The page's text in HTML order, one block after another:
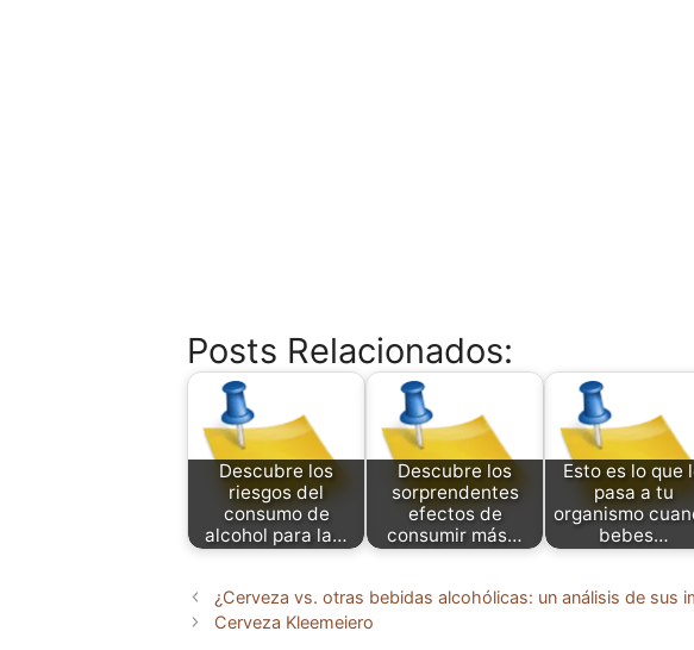
Posts Relacionados:
Descubre los
riesgos del
consumo de
alcohol para la…
Descubre los
sorprendentes
efectos de
consumir más…
Esto es lo que
pasa a tu
organismo
bebes…
¿Cerveza vs. otras bebidas alcohólicas: un análisis de sus
Cerveza Kleemeiero